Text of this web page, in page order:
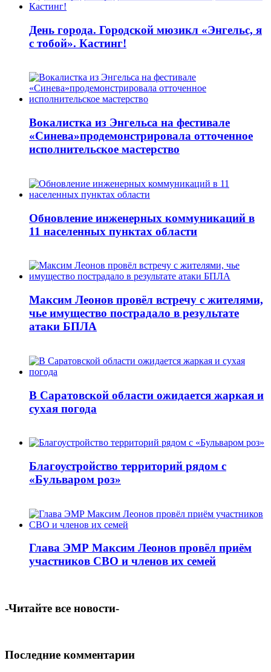
День города. Городской мюзикл «Энгельс, я
с тобой». Кастинг!
Вокалистка из Энгельса на фестивале
«Синева»продемонстрировала отточенное
исполнительское мастерство
Обновление инженерных коммуникаций в
11 населенных пунктах области
Максим Леонов провёл встречу с жителями,
чье имущество пострадало в результате
атаки БПЛА
В Саратовской области ожидается жаркая и
сухая погода
Благоустройство территорий рядом с
«Бульваром роз»
Глава ЭМР Максим Леонов провёл приём
участников СВО и членов их семей
-Читайте все новости-
Последние комментарии